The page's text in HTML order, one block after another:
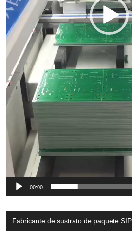
00:00
Fabricante de sustrato de paquete SIP